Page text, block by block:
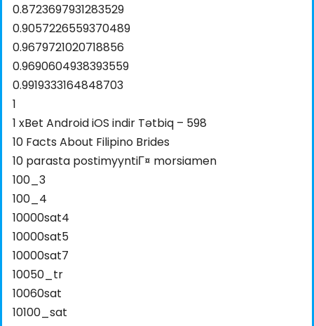
0.8723697931283529
0.9057226559370489
0.9679721020718856
0.9690604938393559
0.9919333164848703
1
1 xBet Android iOS indir Tətbiq – 598
10 Facts About Filipino Brides
10 parasta postimyyntiГ¤ morsiamen
100_3
100_4
10000sat4
10000sat5
10000sat7
10050_tr
10060sat
10100_sat